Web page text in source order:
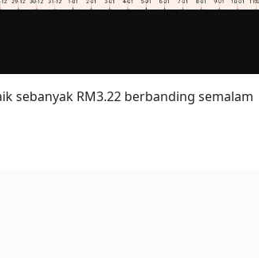
sebanyak RM3.22 berbanding semalam